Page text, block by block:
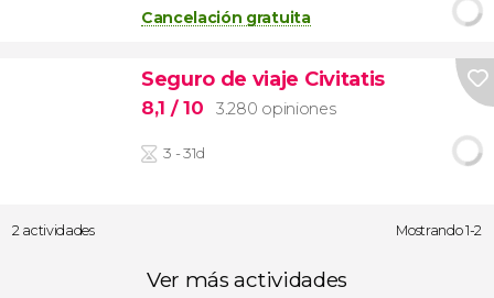
Cancelación gratuita
Seguro de viaje Civitatis
8,1 / 10 3.280 opiniones
3 - 31d
2 actividades Mostrando 1-2
Ver más actividades